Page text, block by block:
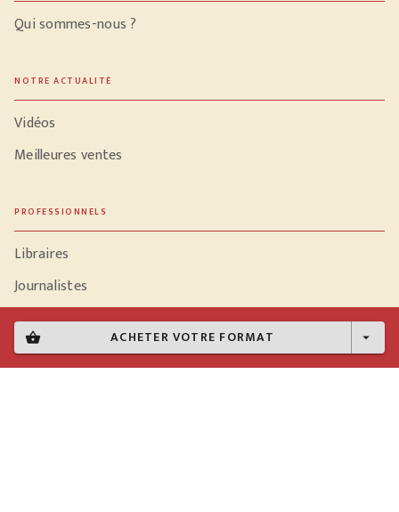
shopping_basket ACHETER VOTRE FORMAT arrow_drop_down
Qui sommes-nous ?
NOTRE ACTUALITÉ
Vidéos
Meilleures ventes
PROFESSIONNELS
Libraires
Journalistes